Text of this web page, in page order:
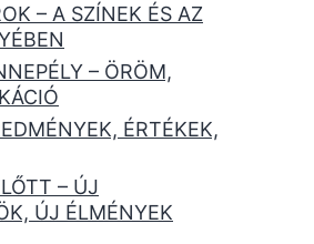
– A SZÍNEK ÉS AZ
– ÖRÖM,
ÉRTÉKEK,
– ÚJ
ÚJ ÉLMÉNYEK